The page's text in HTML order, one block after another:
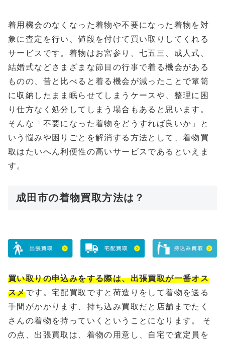
着用機会のなくなった着物や不要になった着物を対
象に査定を行い、値段を付けて買い取りしてくれる
サービスです。着物はお宮参り、七五三、成人式、
結婚式などさまざまな節目の行事で着る機会がある
ものの、昔と比べると着る機会が減ったことで箪笥
に収納したまま眠らせてしまうケースや、整理に困
り仕方なく処分してしまう場合もあると思います。
そんな「不要になった着物をどうすれば良いか」と
いう悩みや困りごとを解消する方法として、着物買
取はたいへん利便性の高いサービスであるといえま
す。
成田市の着物買取方法は？
買い取りの申込みをする際は、出張買取が一番オス
スメです。宅配買取ですと荷造りをして着物を送る
手間がかかります、持ち込み買取だと店舗までたく
さんの着物を持っていくということになります。 そ
の点、出張買取は、着物の用意し、自宅で査定員を